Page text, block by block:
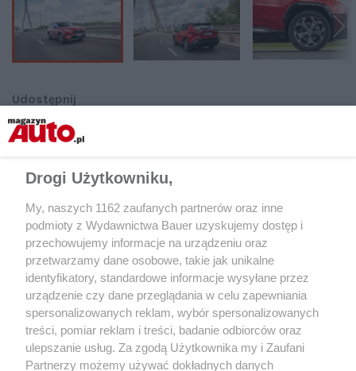
Udostępnij
Drogi Użytkowniku,
My, naszych 1162 zaufanych partnerów oraz inne
podmioty z Wydawnictwa Bauer uzyskujemy dostęp i
przechowujemy informacje na urządzeniu oraz
przetwarzamy dane osobowe, takie jak unikalne
identyfikatory, standardowe informacje wysyłane przez
urządzenie czy dane przeglądania w celu zapewniania
spersonalizowanych reklam, wybór spersonalizowanych
treści, pomiar reklam i treści, badanie odbiorców oraz
ulepszanie usług. Za zgodą Użytkownika my i Zaufani
Partnerzy możemy używać dokładnych danych